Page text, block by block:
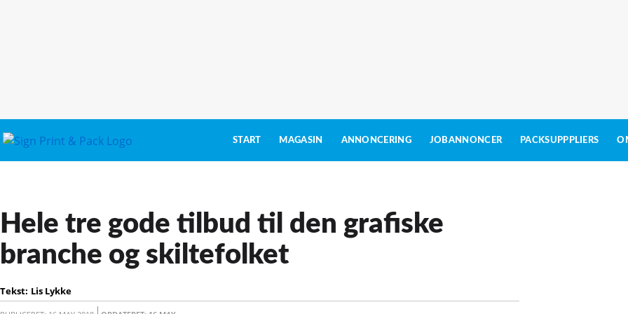
START MAGASIN ANNONCERING JOBANNONCER PACKSUPPPLIERS
Hele tre gode tilbud til den grafiske
branche og skiltefolket
Tekst: Lis Lykke